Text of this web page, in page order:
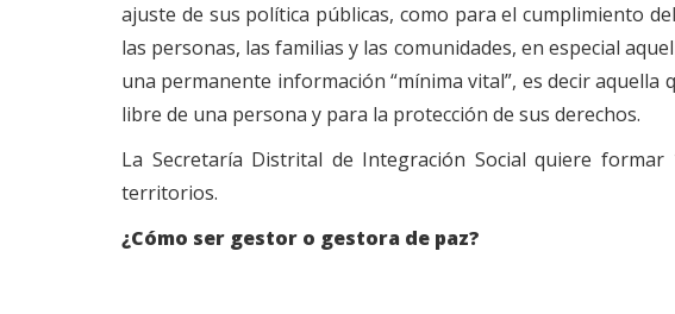
ajuste de sus política públicas, como para el cumplimiento
las personas, las familias y las comunidades, en especial
una permanente información “mínima vital”, es decir
libre de una persona y para la protección de sus derechos.
La Secretaría Distrital de Integración Social quiere
territorios.
¿Cómo ser gestor o gestora de paz?